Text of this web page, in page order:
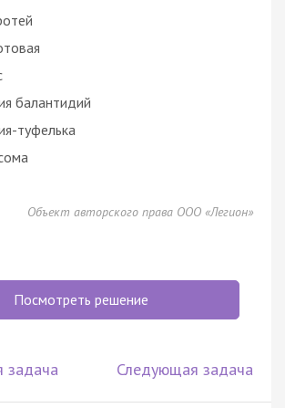
балантидий
туфелька
Объект авторского права ООО «Легион»
Посмотреть решение
Следующая задача